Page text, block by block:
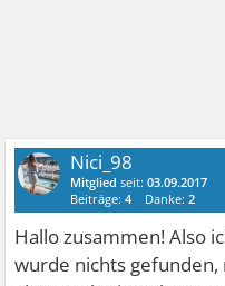
Nici_98
Mitglied seit:03.09.2017
Beiträge:4 Danke:2
Hallo zusammen! Also
wurde nichts gefunden,